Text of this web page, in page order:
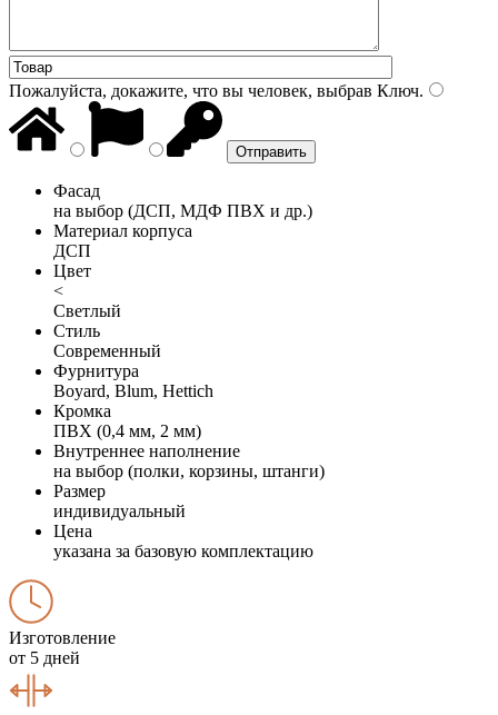
Пожалуйста, докажите, что вы человек, выбрав Ключ.
Фасад
на выбор (ДСП, МДФ ПВХ и др.)
Материал корпуса
ДСП
Цвет
<
Светлый
Стиль
Современный
Фурнитура
Boyard, Blum, Hettich
Кромка
ПВХ (0,4 мм, 2 мм)
Внутреннее наполнение
на выбор (полки, корзины, штанги)
Размер
индивидуальный
Цена
указана за базовую комплектацию
Изготовление
от 5 дней